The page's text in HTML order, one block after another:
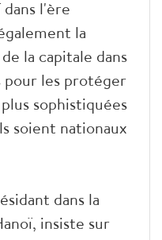
l'ère
la
la capitale dans
les protéger
sophistiquées
soient nationaux
dans la
insiste sur